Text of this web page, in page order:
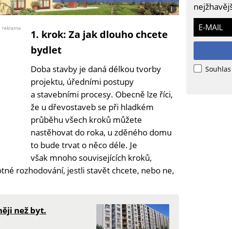
i
Foto:
dřevostaveb
reklama
1. krok: Za jak dlouho chcete
bydlet
Doba stavby je daná délkou tvorby
projektu, úředními postupy
a stavebními procesy. Obecně lze říci,
že u dřevostaveb se při hladkém
průběhu všech kroků můžete
nastěhovat do roka, u zděného domu
to bude trvat o něco déle. Je
však mnoho souvisejících kroků,
rozhodování, jestli stavět chcete, nebo ne,
než byt.
E-MAIL